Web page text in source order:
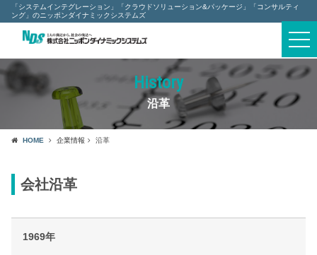
「システムインテグレーション」「クラウドソリューション&パッケージ」「コンサルティ
ング」のニッポンダイナミックシステムズ
History
沿革
HOME 企業情報 沿革
会社沿革
1969年